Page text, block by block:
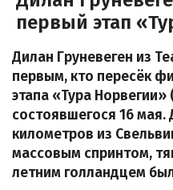
первый этап
Дилан Груневеген из
первым, кто пересёк
этапа «Тура
состоявшегося 16 мая.
километров из
массовым спринтом,
летним голландцем